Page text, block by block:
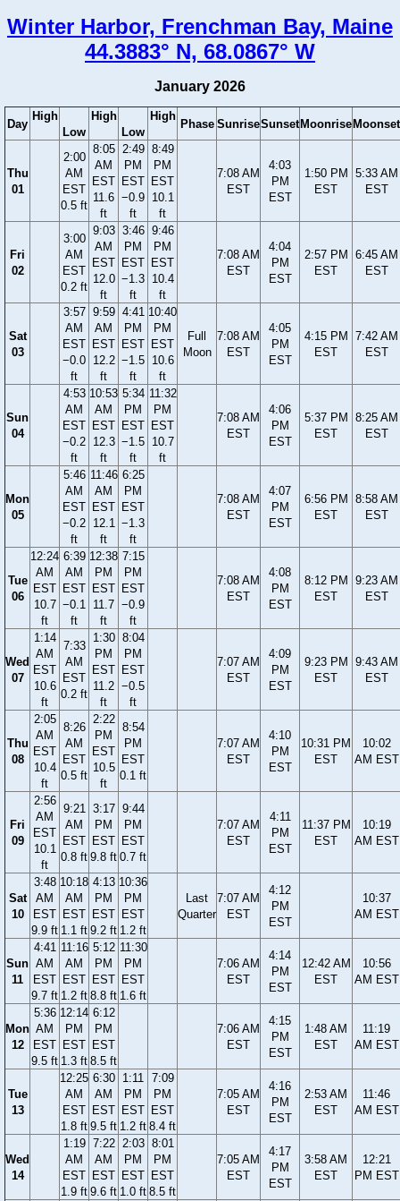
Winter Harbor, Frenchman Bay, Maine
44.3883° N, 68.0867° W
January 2026
Day
High
Low
High
Low
High
Phase SunriseSunset Moonrise Moonset
Thu
01
2:00
AM
EST
0.5 ft
8:05
AM
EST
11.6
ft
2:49
PM
EST
−0.9
ft
8:49
PM
EST
10.1
ft
7:08 AM
EST
4:03
PM
EST
1:50 PM
EST
5:33 AM
EST
Fri
02
3:00
AM
EST
0.2 ft
9:03
AM
EST
12.0
ft
3:46
PM
EST
−1.3
ft
9:46
PM
EST
10.4
ft
7:08 AM
EST
4:04
PM
EST
2:57 PM
EST
6:45 AM
EST
Sat
03
3:57
AM
EST
−0.0
ft
9:59
AM
EST
12.2
ft
4:41
PM
EST
−1.5
ft
10:40
PM
EST
10.6
ft
Full
Moon
7:08 AM
EST
4:05
PM
EST
4:15 PM
EST
7:42 AM
EST
Sun
04
4:53
AM
EST
−0.2
ft
10:53
AM
EST
12.3
ft
5:34
PM
EST
−1.5
ft
11:32
PM
EST
10.7
ft
7:08 AM
EST
4:06
PM
EST
5:37 PM
EST
8:25 AM
EST
Mon
05
5:46
AM
EST
−0.2
ft
11:46
AM
EST
12.1
ft
6:25
PM
EST
−1.3
ft
7:08 AM
EST
4:07
PM
EST
6:56 PM
EST
8:58 AM
EST
Tue
06
12:24
AM
EST
10.7
ft
6:39
AM
EST
−0.1
ft
12:38
PM
EST
11.7
ft
7:15
PM
EST
−0.9
ft
7:08 AM
EST
4:08
PM
EST
8:12 PM
EST
9:23 AM
EST
Wed
07
1:14
AM
EST
10.6
ft
7:33
AM
EST
0.2 ft
1:30
PM
EST
11.2
ft
8:04
PM
EST
−0.5
ft
7:07 AM
EST
4:09
PM
EST
9:23 PM
EST
9:43 AM
EST
Thu
08
2:05
AM
EST
10.4
ft
8:26
AM
EST
0.5 ft
2:22
PM
EST
10.5
ft
8:54
PM
EST
0.1 ft
7:07 AM
EST
4:10
PM
EST
10:31 PM
EST
10:02
AM EST
Fri
09
2:56
AM
EST
10.1
ft
9:21
AM
EST
0.8 ft
3:17
PM
EST
9.8 ft
9:44
PM
EST
0.7 ft
7:07 AM
EST
4:11
PM
EST
11:37 PM
EST
10:19
AM EST
Sat
10
3:48
AM
EST
9.9 ft
10:18
AM
EST
1.1 ft
4:13
PM
EST
9.2 ft
10:36
PM
EST
1.2 ft
Last
Quarter
7:07 AM
EST
4:12
PM
EST
10:37
AM EST
Sun
11
4:41
AM
EST
9.7 ft
11:16
AM
EST
1.2 ft
5:12
PM
EST
8.8 ft
11:30
PM
EST
1.6 ft
7:06 AM
EST
4:14
PM
EST
12:42 AM
EST
10:56
AM EST
Mon
12
5:36
AM
EST
9.5 ft
12:14
PM
EST
1.3 ft
6:12
PM
EST
8.5 ft
7:06 AM
EST
4:15
PM
EST
1:48 AM
EST
11:19
AM EST
Tue
13
12:25
AM
EST
1.8 ft
6:30
AM
EST
9.5 ft
1:11
PM
EST
1.2 ft
7:09
PM
EST
8.4 ft
7:05 AM
EST
4:16
PM
EST
2:53 AM
EST
11:46
AM EST
Wed
14
1:19
AM
EST
1.9 ft
7:22
AM
EST
9.6 ft
2:03
PM
EST
1.0 ft
8:01
PM
EST
8.5 ft
7:05 AM
EST
4:17
PM
EST
3:58 AM
EST
12:21
PM EST